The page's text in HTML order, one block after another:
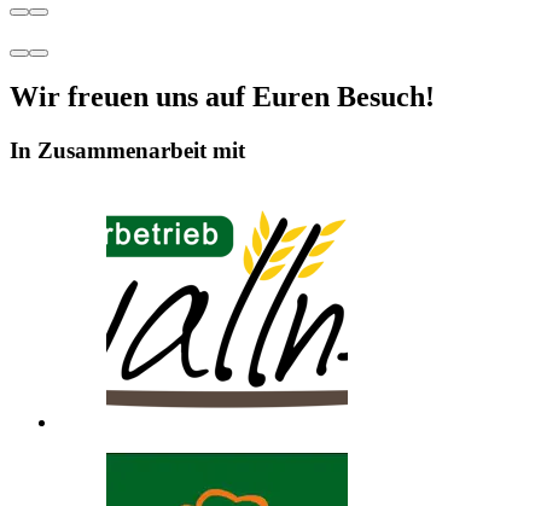
Wir freuen uns auf Euren Besuch!
In Zusammenarbeit mit